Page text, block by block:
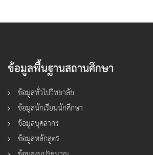
ข้อมูลพื้นฐานสถานศึกษา
ข้อมูลทั่วไปวิทยาลัย
ข้อมูลนักเรียนนักศึกษา
ข้อมูลบุคลากร
ข้อมูลหลักสูตร